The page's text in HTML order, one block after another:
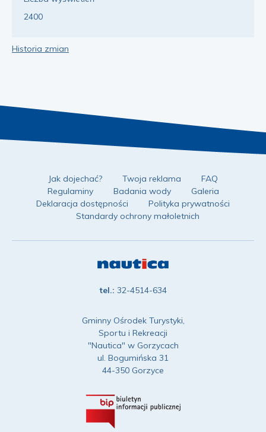
2400
Historia zmian
Jak dojechać? Twoja reklama
FAQ
Regulaminy
Badania wody
Galeria
Deklaracja dostępności
Polityka prywatności
Standardy ochrony małoletnich
tel.: 32-4514-634
Gminny Ośrodek Turystyki,
Sportu i Rekreacji
"Nautica" w Gorzycach
ul. Bogumińska 31
44-350 Gorzyce